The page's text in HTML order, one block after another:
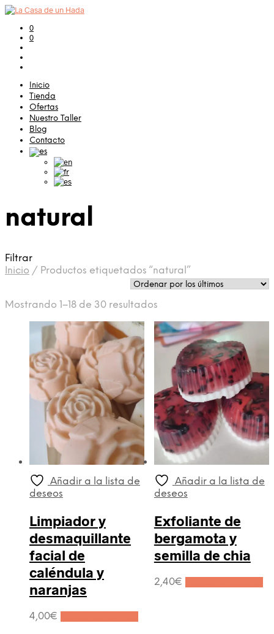
0
0
Inicio
Tienda
Ofertas
Nuestro Taller
Blog
Contacto
natural
Filtrar
Inicio / Productos etiquetados “natural”
Mostrando 1–18 de 30 resultados
los
últimos
Añadir a la lista de
deseos
Limpiador y
desmaquillante
facial de
caléndula y
naranjas
4,00€
Añadir a la lista de
deseos
Exfoliante de
bergamota y
semilla de chia
2,40€